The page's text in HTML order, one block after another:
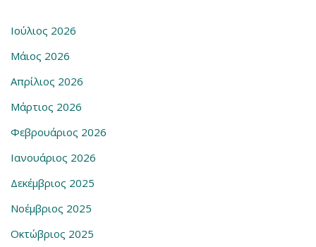
Ιούλιος 2026
Μάιος 2026
Απρίλιος 2026
Μάρτιος 2026
Φεβρουάριος 2026
Ιανουάριος 2026
Δεκέμβριος 2025
Νοέμβριος 2025
Οκτώβριος 2025